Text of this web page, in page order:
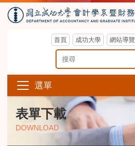
首頁 成功大學 網站導覽
搜尋關鍵字
選單
表單下載
DOWNLOAD